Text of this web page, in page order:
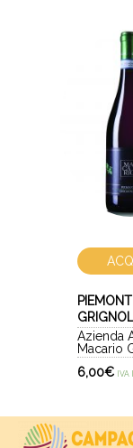
DOC
Azienda
Macario
6,00€ IVA